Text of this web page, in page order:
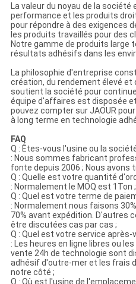
La valeur du noyau de la
performance et les produits
pour répondre à des exigences
les produits travaillés pour des
Notre gamme de produits large
résultats adhésifs dans les
La philosophie d'entreprise
création, du rendement élevé
soutient la société pour
équipe d'affaires est disposée
pouvez compter sur JAOUR
à long terme en technologie
FAQ
Q : Êtes-vous l'usine ou la
: Nous sommes fabricant
fonte depuis 2006 ; Nous avons
Q : Quelle est votre quantité
: Normalement le MOQ est 1Ton ;
Q : Quel est votre terme de
: Normalement nous faisons
70% avant expédition. D'autres
être discutées cas par cas ;
Q : Quel est votre service après-
: Les heures en ligne libres ou
vente 24h de technologie sont
adhésif d'outre-mer et les frais
notre côté ;
Q : Où est l'usine de